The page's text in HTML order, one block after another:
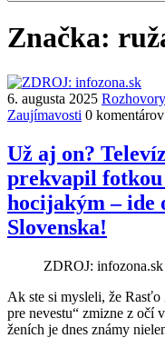
Značka:
6. augusta 2025 Rozhovory
Zaujímavosti 0 komentárov
Už aj on?
prekvapil
hocijakým – ide
Slovenska!
ZDROJ: infozona.sk
Ak ste si mysleli, že Rasťo
pre nevestu“ zmizne z očí
ženích je dnes známy